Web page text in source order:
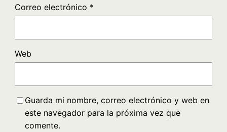
Correo electrónico *
Web
Guarda mi nombre, correo electrónico y web en
este navegador para la próxima vez que
comente.